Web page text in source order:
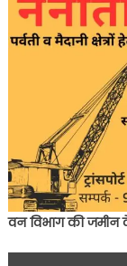
वन विभाग की जमीन